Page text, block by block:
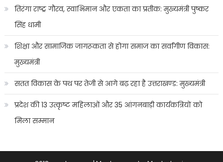
तिरंगा राष्ट्र गौरव, स्वाभिमान और एकता का प्रतीक: मुख्यमंत्री पुष्कर
सिंह धामी
शिक्षा और सामाजिक जागरूकता से होगा समाज का सर्वांगीण विकास:
मुख्यमंत्री
सतत विकास के पथ पर तेजी से आगे बढ़ रहा है उत्तराखण्ड: मुख्यमंत्री
प्रदेश की 13 उत्कृष्ट महिलाओं और 35 आंगनबाड़ी कार्यकत्रियों को
मिला सम्मान